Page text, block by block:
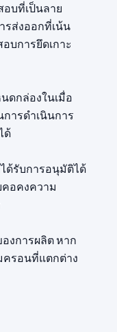
อบที่เป็นลาย
ส่งออกที่เน้น
อบการยึดเกาะ
ดกล่องในเมื่อ
ารดำเนินการ
ด้
ด้รับการอนุมัติได้
อคงความ
งการผลิต หาก
รอนที่แตกต่าง